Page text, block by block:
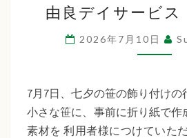
良
デ
イ
ー
ビ
ス
由良デイサービ
2026年7月10日
7月7日、七夕の笹の飾り付けの
小さな笹に、事前に折り紙で作
素材を 利用者様につけていた